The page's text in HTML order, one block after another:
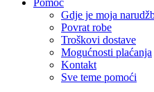
Pomoć
Gdje je moja
Povrat robe
Troškovi dostave
Mogućnosti plaćanja
Kontakt
Sve teme pomoći